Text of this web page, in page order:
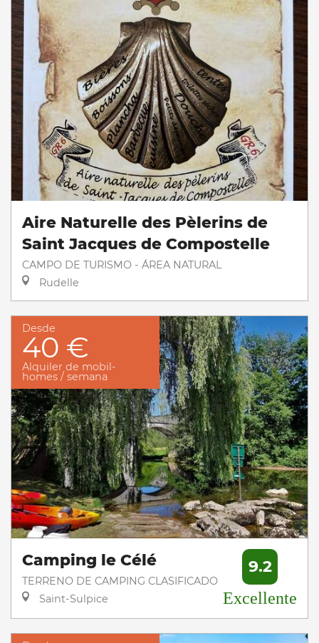
Aire Naturelle des Pèlerins de
Saint Jacques de Compostelle
CAMPO DE TURISMO - ÁREA NATURAL
Rudelle
Desde
40 €
Alquiler de mobil-
homes / semana
Camping le Célé
TERRENO DE CAMPING CLASIFICADO
Saint-Sulpice
9.2
Excellente